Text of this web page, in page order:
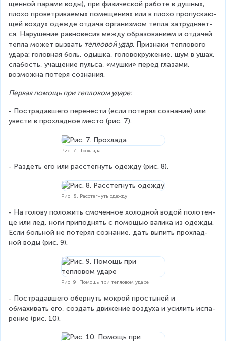
щен­ной па­ра­ми воды), при фи­зи­че­ской ра­бо­те в душ­ных,
плохо про­вет­ри­ва­е­мых по­ме­ще­ни­ях или в плохо про­пус­ка­ю­
щей воз­дух одеж­де от­да­ча ор­га­низ­мом тепла за­труд­ня­ет­
ся. Нарушение рав­но­ве­сия между об­ра­зо­ва­ни­ем и от­да­чей
тепла может вызвать теп­ло­во­й удар. Признаки теплового
удара: го­лов­ная боль, одыш­ка, го­ло­во­кру­же­ние, шум в ушах,
сла­бость, уча­щение пульса, «мушки» перед гла­за­ми,
возможна потеря сознания.
Первая помощь при тепловом ударе:
- По­стра­дав­ше­го пе­ре­не­сти (если потерял сознание) или
увести в про­хлад­ное место (рис. 7).
Рис. 7. Прохлада
- Раз­деть его или рас­стег­нуть одеж­ду (рис. 8).
Рис. 8. Расстегнуть одежду
- На го­ло­ву по­ло­жить смо­чен­ное хо­лод­ной водой по­ло­тен­
це или лед, ноги при­под­нять с по­мо­щью ва­ли­ка из одеж­ды.
Если боль­ной не по­те­рял со­зна­ние, дать вы­пить про­хлад­
ной воды (рис. 9).
Рис. 9. Помощь при тепловом ударе
- По­стра­дав­ше­го об­ернуть мок­рой про­сты­ней и
обмахивать его, со­здать дви­же­ние воз­ду­ха и уси­лить ис­па­
ре­ние (рис. 10).